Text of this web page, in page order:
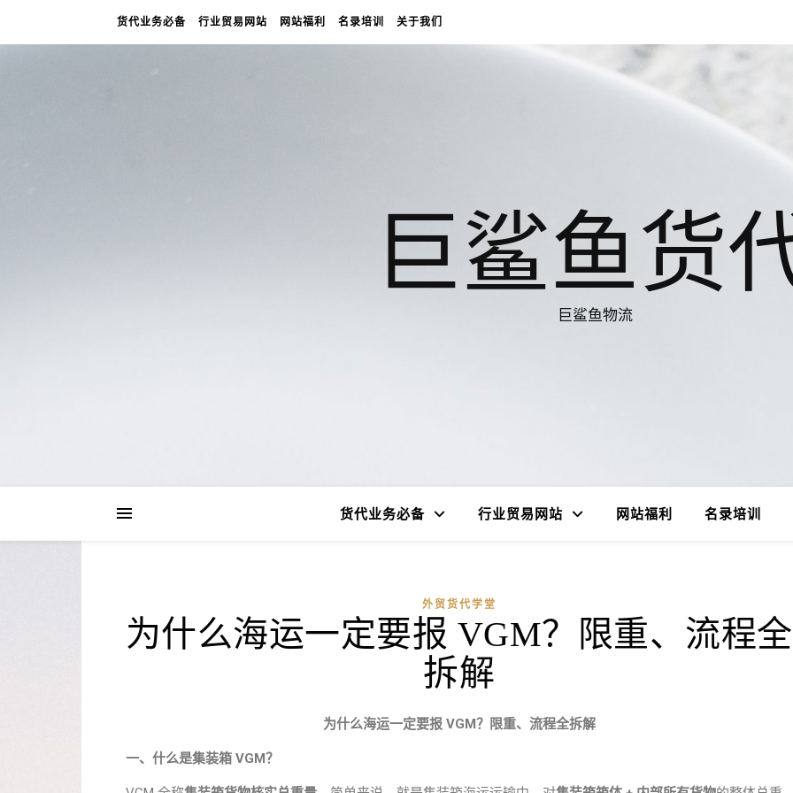
货代业务必备 行业贸易网站 网站福利 名录培训 关于我们
巨鲨鱼货
巨鲨鱼物流
货代业务必备 行业贸易网站 网站福利 名录培训
外贸货代学堂
为什么海运一定要报 VGM？限重、流程全
拆解
为什么海运一定要报 VGM？限重、流程全拆解
一、什么是集装箱 VGM？